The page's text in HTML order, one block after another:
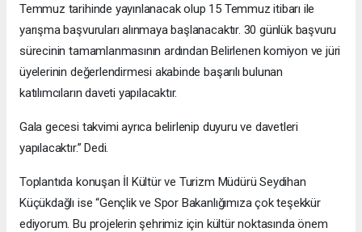
Temmuz tarihinde yayınlanacak olup 15 Temmuz itibarı ile
yarışma başvuruları alınmaya başlanacaktır. 30 günlük başvuru
sürecinin tamamlanmasının ardından Belirlenen komiyon ve jüri
üyelerinin değerlendirmesi akabinde başarılı bulunan
katılımcıların daveti yapılacaktır.
Gala gecesi takvimi ayrıca belirlenip duyuru ve davetleri
yapılacaktır.” Dedi.
Toplantıda konuşan İl Kültür ve Turizm Müdürü Seydihan
Küçükdağlı ise “Gençlik ve Spor Bakanlığımıza çok teşekkür
ediyorum. Bu projelerin şehrimiz için kültür noktasında önem